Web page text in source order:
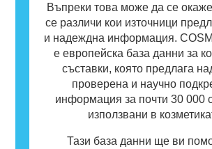
Въпреки това може да се
се различи кои източници
и надеждна информация.
е европейска база данни за
съставки, която предлага
проверена и научно
информация за почти 30 000
използвани в
Тази база данни ще ви